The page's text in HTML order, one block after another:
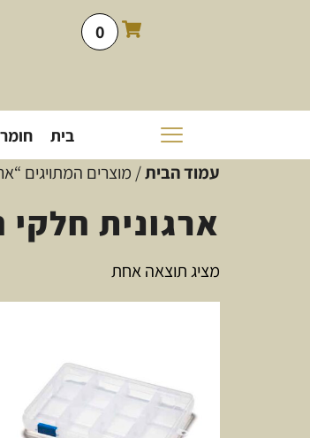
0
בית
עמוד הבית/ מוצרים המתויגים
ארגונית
מציג תוצאה אחת